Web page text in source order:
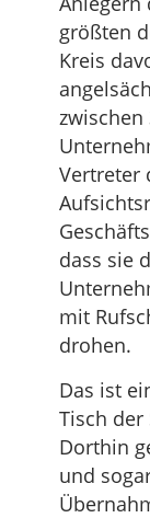
größten
Kreis
zwischen
Vertreter
dass sie
mit
drohen.
Das ist
Tisch der
Dorthin
und